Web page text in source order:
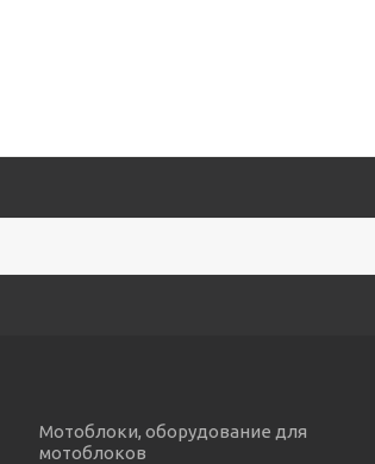
Мотоблоки, оборудование для
мотоблоков